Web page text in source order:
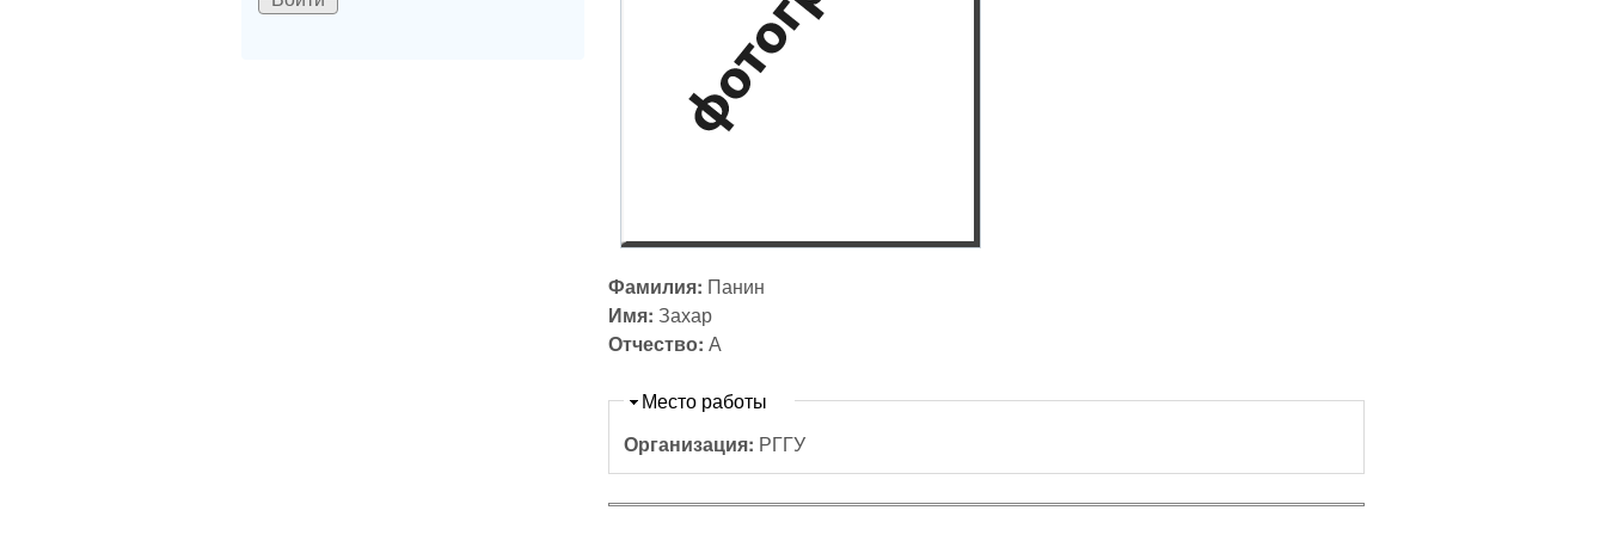
Фамилия: Панин
Имя:Захар
Отчество:А
Скрыть
Место работы
Организация: РГГУ